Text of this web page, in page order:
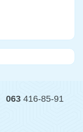
063 416-85-91